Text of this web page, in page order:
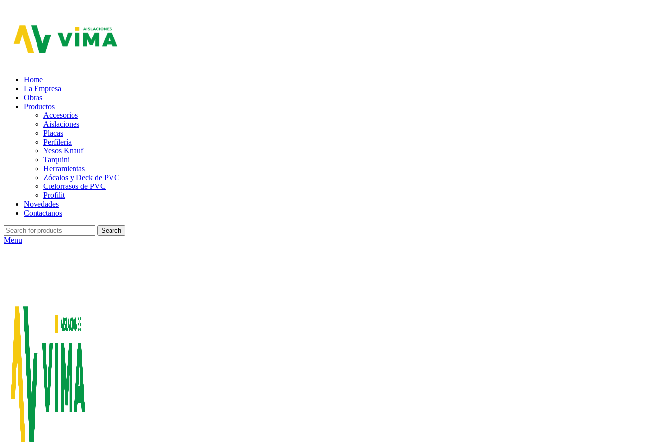
Home
La Empresa
Obras
Productos
Accesorios
Aislaciones
Placas
Perfilería
Yesos Knauf
Tarquini
Herramientas
Zócalos y Deck de PVC
Cielorrasos de PVC
Profilit
Novedades
Contactanos
Search
Menu